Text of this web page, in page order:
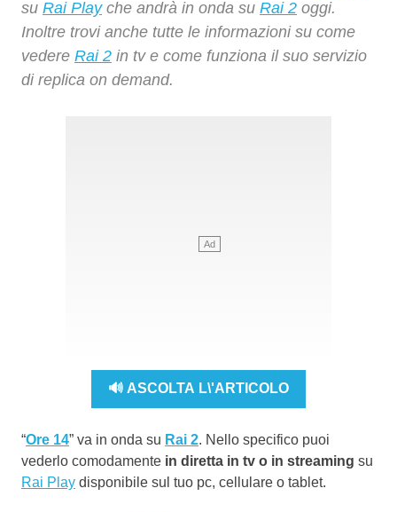
su Rai Playche andrà in onda su Rai 2 oggi.
Inoltre trovi anche tutte le informazioni su come
vedere Rai 2 in tv e come funziona il suo servizio
di replica on demand.
🔊 ASCOLTA L\'ARTICOLO
“Ore 14” va in onda su Rai 2. Nello specifico puoi
vederlo comodamente in diretta in tv o in streaming su
Rai Play disponibile sul tuo pc, cellulare o tablet.